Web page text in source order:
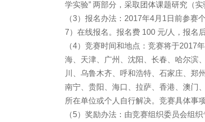
学实验” 两部分，采取团体课题研究（实
（3）报名办法：2017年4月1日前参赛
7）在线报名。报名费 100 元/人，报名
（4）竞赛时间和地点：竞赛将于2017
海、天津、广州、沈阳、长春、哈尔滨
川、乌鲁木齐、呼和浩特、石家庄、郑
南宁、贵阳、海口、拉萨、香港、澳门
所在单位或个人自行解决。竞赛具体事
（5）奖励办法：由竞赛组织委员会组